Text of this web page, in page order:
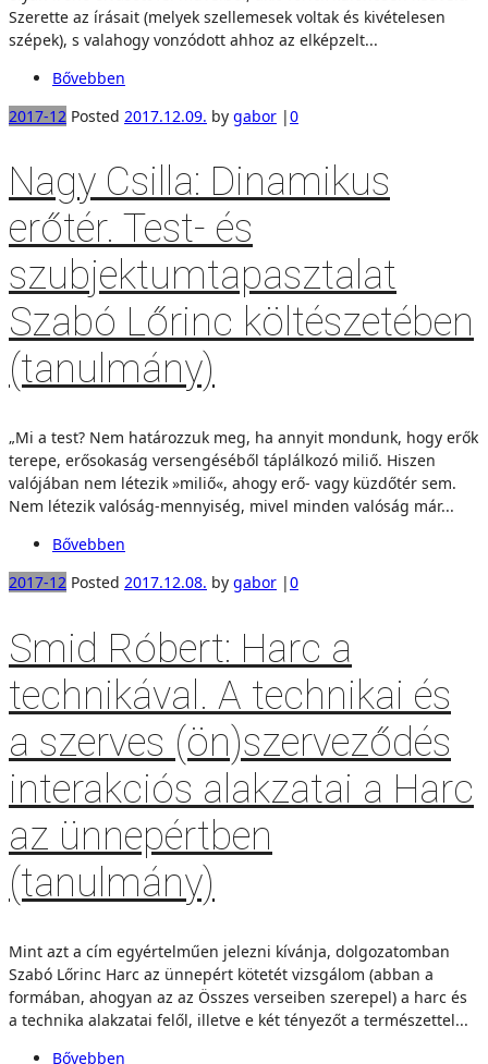
Szerette az írásait (melyek szellemesek voltak és kivételesen
szépek), s valahogy vonzódott ahhoz az elképzelt...
Bővebben
2017-12 Posted 2017.12.09. by gabor |0
Nagy Csilla: Dinamikus
erőtér. Test- és
szubjektumtapasztalat
Szabó Lőrinc költészetében
(tanulmány)
„Mi a test? Nem határozzuk meg, ha annyit mondunk, hogy erők
terepe, erősokaság versengéséből táplálkozó miliő. Hiszen
valójában nem létezik »miliő«, ahogy erő- vagy küzdőtér sem.
Nem létezik valóság-mennyiség, mivel minden valóság már...
Bővebben
2017-12 Posted 2017.12.08. by gabor |0
Smid Róbert: Harc a
technikával. A technikai és
a szerves (ön)szerveződés
interakciós alakzatai a Harc
az ünnepértben
(tanulmány)
Mint azt a cím egyértelműen jelezni kívánja, dolgozatomban
Szabó Lőrinc Harc az ünnepért kötetét vizsgálom (abban a
formában, ahogyan az az Összes verseiben szerepel) a harc és
a technika alakzatai felől, illetve e két tényezőt a természettel...
Bővebben